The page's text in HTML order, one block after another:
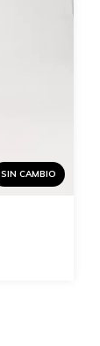
SIN CAMBIO